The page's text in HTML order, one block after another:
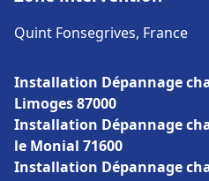
Quint Fonsegrives, France
Installation Dépannage
Limoges 87000
Installation Dépannage
le Monial 71600
Installation Dépannage